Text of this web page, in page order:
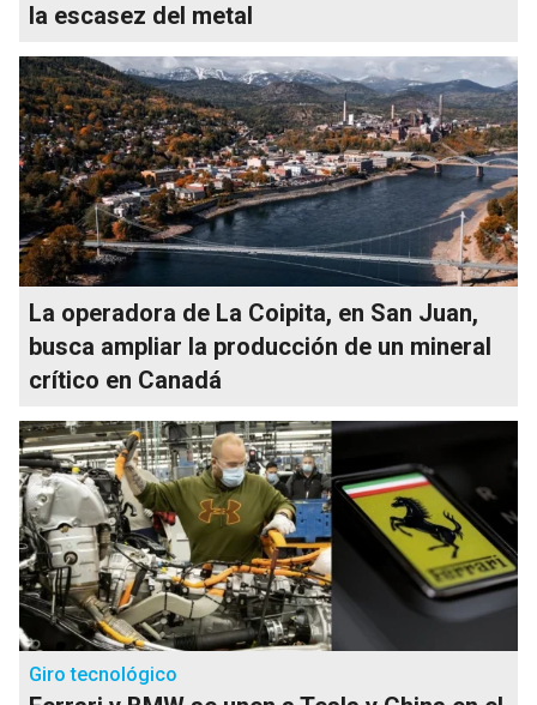
la escasez del metal
La operadora de La Coipita, en San Juan,
busca ampliar la producción de un mineral
crítico en Canadá
Giro tecnológico